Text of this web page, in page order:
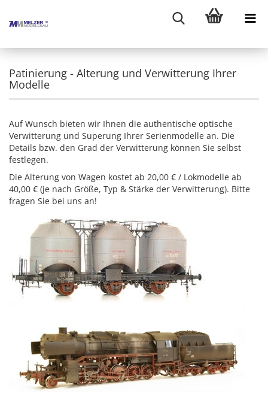
Patinierung - Alterung und Verwitterung Ihrer
Modelle
Auf Wunsch bieten wir Ihnen die authentische optische
Verwitterung und Superung Ihrer Serienmodelle an. Die
Details bzw. den Grad der Verwitterung können Sie selbst
festlegen.
Die Alterung von Wagen kostet ab 20,00 € / Lokmodelle ab
40,00 € (je nach Größe, Typ & Stärke der Verwitterung). Bitte
fragen Sie bei uns an!